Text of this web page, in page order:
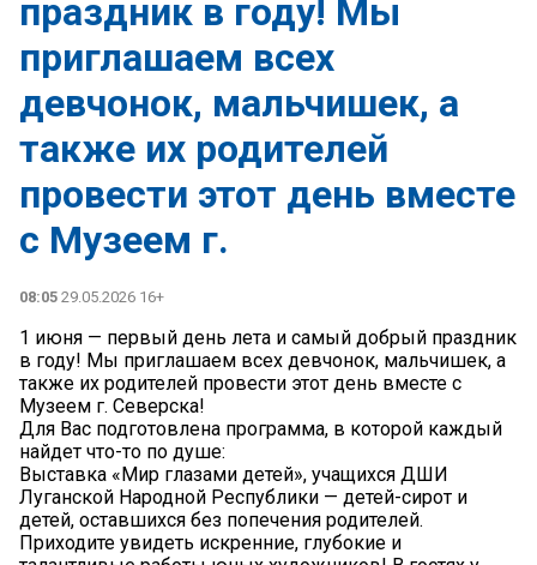
праздник в году! Мы
приглашаем всех
девчонок, мальчишек, а
также их родителей
провести этот день вместе
с Музеем г.
08:05 29.05.2026 16+
1 июня — первый день лета и самый добрый праздник
в году! Мы приглашаем всех девчонок, мальчишек, а
также их родителей провести этот день вместе с
Музеем г. Северска!
Для Вас подготовлена программа, в которой каждый
найдет что-то по душе:
Выставка «Мир глазами детей», учащихся ДШИ
Луганской Народной Республики — детей-сирот и
детей, оставшихся без попечения родителей.
Приходите увидеть искренние, глубокие и